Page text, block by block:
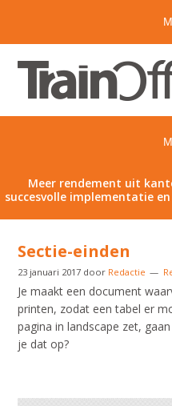
Meer rendement uit
succesvolle implementatie
Sectie-einden
23 januari 2017 door Redactie
Je maakt een document
printen, zodat een tabel er
pagina in landscape zet,
je dat op?